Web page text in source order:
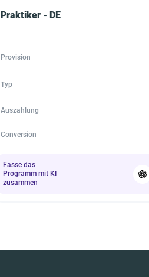
Praktiker - DE
Provision
Typ
Auszahlung
Conversion
Fasse das
Programm mit KI
zusammen